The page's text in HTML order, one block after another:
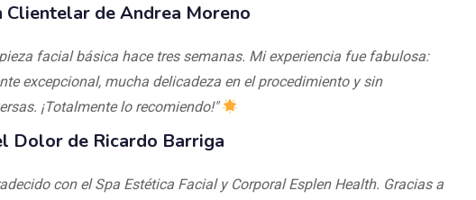
Clientelar de Andrea Moreno
facial básica hace tres semanas. Mi experiencia fue fabulosa:
excepcional, mucha delicadeza en el procedimiento y sin
¡Totalmente lo recomiendo!"
Dolor de Ricardo Barriga
con el Spa Estética Facial y Corporal Esplen Health. Gracias a